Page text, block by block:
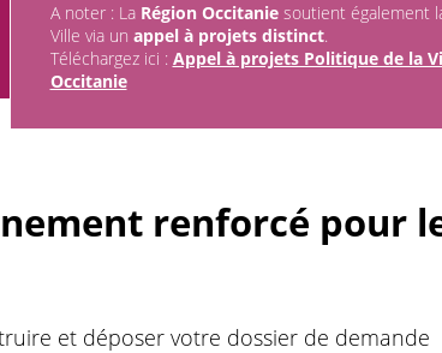
A noter : La Région Occitaniesoutient également
Ville via un appel à projets distinct.
Téléchargez ici : Appel à projets Politique de la
Occitanie
renforcé pour
et déposer votre dossier de demande